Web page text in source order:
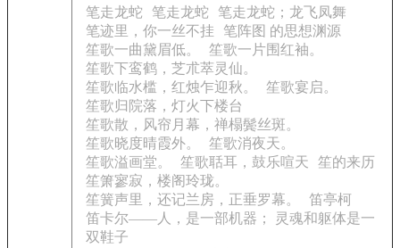
笔走龙蛇 笔走龙蛇
笔走龙蛇；龙飞凤舞
笔迹里，你一丝不挂
笔阵图 的思想渊源
笙歌一曲黛眉低。
笙歌一片围红袖。
笙歌下鸾鹤，芝朮萃灵仙。
笙歌临水槛，红烛乍迎秋。
笙歌宴启。
笙歌归院落，灯火下楼台
笙歌散，风帘月幕，禅榻鬓丝斑。
笙歌晓度晴霞外。
笙歌消夜天。
笙歌溢画堂。
笙歌聒耳，鼓乐喧天
笙的来历
笙箫寥寂，楼阁玲珑。
笙簧声里，还记兰房，正垂罗幕。
笛亭柯
笛卡尔——人，是一部机器； 灵魂和躯体是一
双鞋子